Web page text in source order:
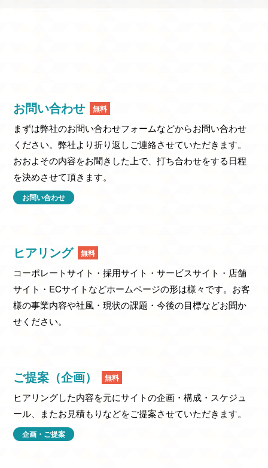
お問い合わせ 無料
まずは弊社のお問い合わせフォームなどからお問い合わせ
ください。弊社より折り返しご連絡させていただきます。
おおよその内容をお聞きした上で、打ち合わせをする日程
を決めさせて頂きます。
お問い合わせ
ヒアリング 無料
コーポレートサイト・採用サイト・サービスサイト・店舗
サイト・ECサイトなどホームページの形は様々です。お客
様の事業内容や社風・現状の課題・今後の目標などお聞か
せください。
ご提案（企画） 無料
ヒアリングした内容を元にサイトの企画・構成・スケジュ
ール、またお見積もりなどをご提案させていただきます。
企画・ご提案